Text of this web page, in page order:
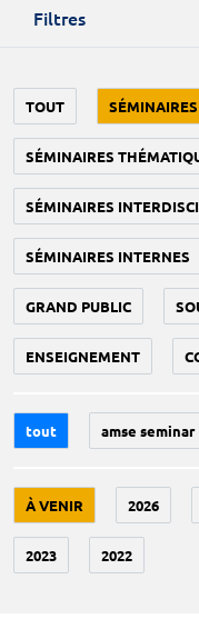
Filtres
TOUT
SÉMINAIRES
SÉMINAIRES
SÉMINAIRES INTERNES
GRAND PUBLIC
ENSEIGNEMENT
tout amse seminar
À VENIR 2026
2023 2022